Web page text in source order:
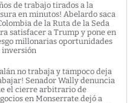
de trabajo tirados a la
en minutos! Abelardo saca
de la Ruta de la Seda
satisfacer a Trump y pone en
millonarias oportunidades
inversión
no trabaja y tampoco deja
Senador Wally denuncia
el cierre arbitrario de
en Monserrate dejó a